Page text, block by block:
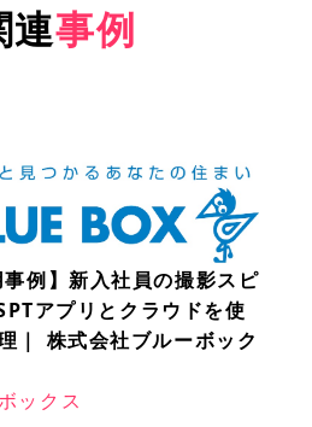
連事例
事例】新入社員の撮影スピ
アプリとクラウドを使
｜ 株式会社ブルーボック
ックス